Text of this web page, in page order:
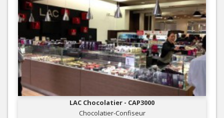
LAC Chocolatier - CAP3000
Chocolatier-Confiseur